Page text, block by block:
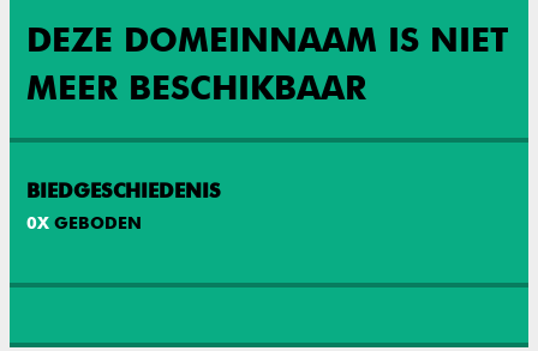
DEZE DOMEINNAAM IS NIET
MEER BESCHIKBAAR
BIEDGESCHIEDENIS
0X GEBODEN